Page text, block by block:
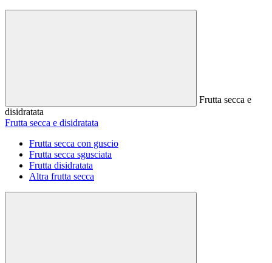
Frutta secca e
disidratata
Frutta secca e disidratata
Frutta secca con guscio
Frutta secca sgusciata
Frutta disidratata
Altra frutta secca